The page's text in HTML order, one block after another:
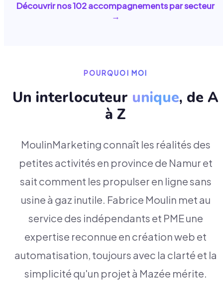
Découvrir nos102accompagnements par secteur
→
POURQUOI MOI
Un interlocuteur unique, de A
à Z
MoulinMarketing connaît les réalités des
petites activités en province de Namur et
sait comment les propulser en ligne sans
usine à gaz inutile. Fabrice Moulin met au
service des indépendants et PME une
expertise reconnue en création web et
automatisation, toujours avec la clarté et la
simplicité qu'un projet à Mazée mérite.